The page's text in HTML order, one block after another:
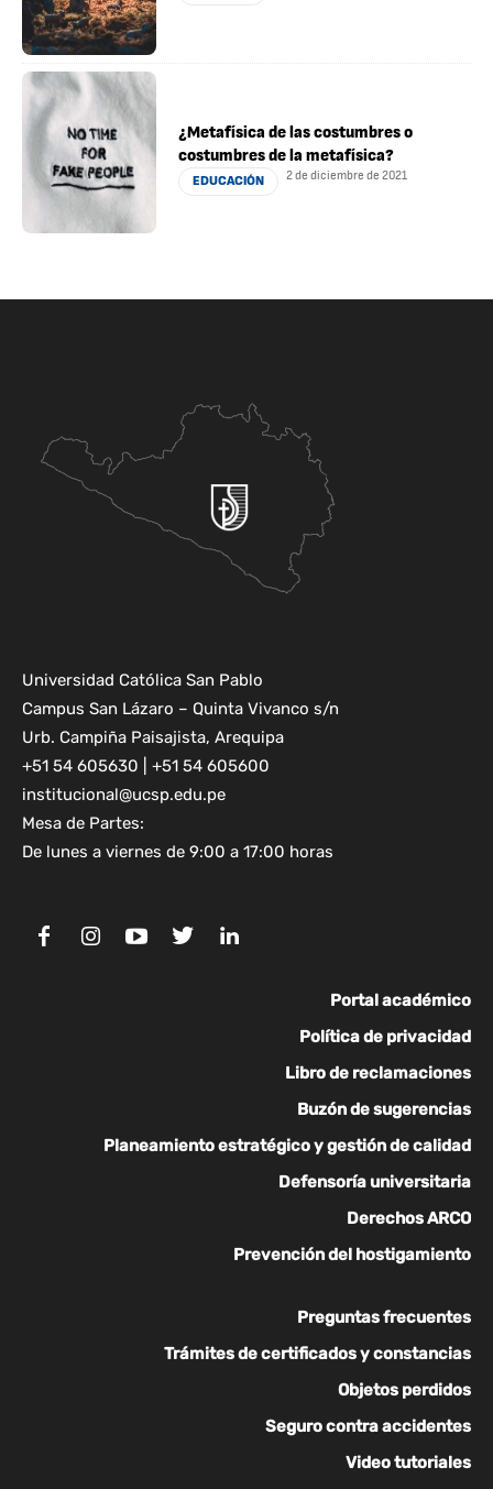
¿Metafísica de las costumbres o
costumbres de la metafísica?
EDUCACIÓN 2 de diciembre de 2021
Universidad Católica San Pablo
Campus San Lázaro – Quinta Vivanco s/n
Urb. Campiña Paisajista, Arequipa
+51 54 605630 | +51 54 605600
institucional@ucsp.edu.pe
Mesa de Partes:
De lunes a viernes de 9:00 a 17:00 horas
Portal académico
Política de privacidad
Libro de reclamaciones
Buzón de sugerencias
Planeamiento estratégico y gestión de calidad
Defensoría universitaria
Derechos ARCO
Prevención del hostigamiento
Preguntas frecuentes
Trámites de certificados y constancias
Objetos perdidos
Seguro contra accidentes
Video tutoriales